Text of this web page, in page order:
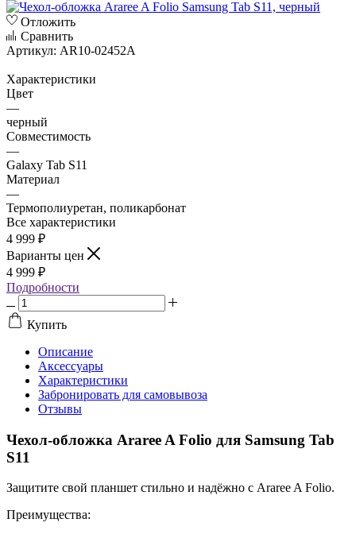
Отложить
Сравнить
Артикул: AR10-02452A
Характеристики
Цвет
—
черный
Совместимость
—
Galaxy Tab S11
Материал
—
Термополиуретан, поликарбонат
Все характеристики
4 999 ₽
Варианты цен
4 999 ₽
Подробности
Купить
Описание
Аксессуары
Характеристики
Забронировать для самовывоза
Отзывы
Чехол‑обложка Araree A Folio для Samsung Tab
S11
Защитите свой планшет стильно и надёжно с Araree A Folio.
Преимущества: